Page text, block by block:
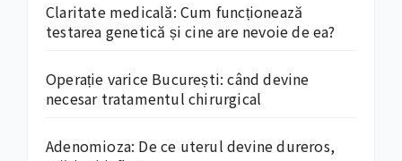
Claritate medicală: Cum funcționează
testarea genetică și cine are nevoie de ea?
Operație varice București: când devine
necesar tratamentul chirurgical
Adenomioza: De ce uterul devine dureros,